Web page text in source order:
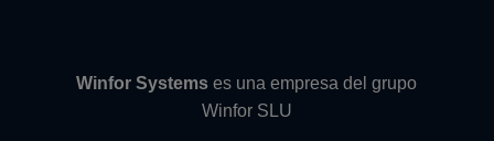
Winfor Systems es una empresa del grupo
Winfor SLU